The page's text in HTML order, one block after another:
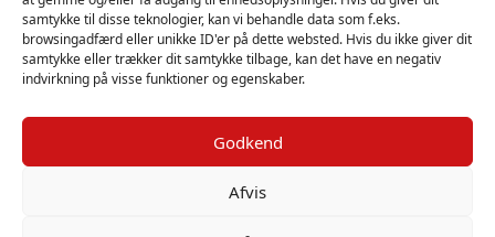
samtykke til disse teknologier, kan vi behandle data som f.eks.
browsingadfærd eller unikke ID'er på dette websted. Hvis du ikke giver dit
samtykke eller trækker dit samtykke tilbage, kan det have en negativ
indvirkning på visse funktioner og egenskaber.
Godkend
Afvis